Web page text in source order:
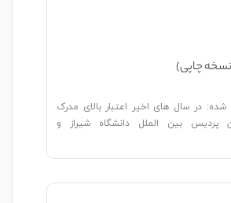
چاپی)
شده: در سال های اخیر اعتبار بالای مدرک
پردیس بین الملل دانشگاه شیراز و